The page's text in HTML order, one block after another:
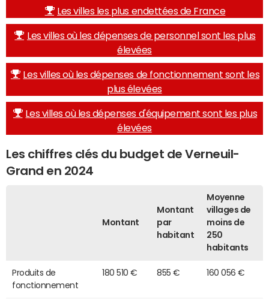
Les villes les plus endettées de France
Les villes où les dépenses de personnel sont les plus
élevées
Les villes où les dépenses de fonctionnement sont les
plus élevées
Les villes où les dépenses d'équipement sont les plus
élevées
Les chiffres clés du budget de Verneuil-
Grand en 2024
Montant
Montant
par
habitant
Moyenne
villages de
moins de
250
habitants
Produits de
fonctionnement
180 510 € 855 € 160 056 €